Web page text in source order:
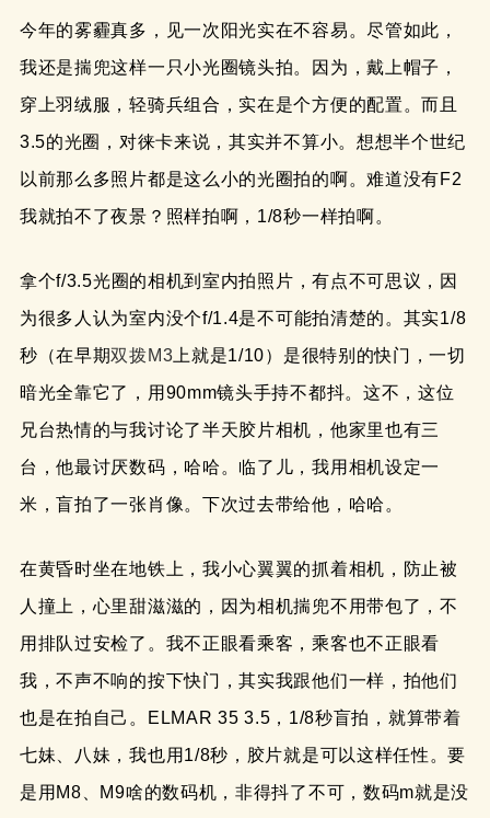
今年的雾霾真多，见一次阳光实在不容易。尽管如此，
我还是揣兜这样一只小光圈镜头拍。因为，戴上帽子，
穿上羽绒服，轻骑兵组合，实在是个方便的配置。而且
3.5的光圈，对徕卡来说，其实并不算小。想想半个世纪
以前那么多照片都是这么小的光圈拍的啊。难道没有F2
我就拍不了夜景？照样拍啊，1/8秒一样拍啊。
拿个f/3.5光圈的相机到室内拍照片，有点不可思议，因
为很多人认为室内没个f/1.4是不可能拍清楚的。其实1/8
秒（在早期双拨M3 上就是1/10）是很特别的快门，一切
暗光全靠它了，用90mm镜头手持不都抖。这不，这位
兄台热情的与我讨论了半天胶片相机，他家里也有三
台，他最讨厌数码，哈哈。临了儿，我用相机设定一
米，盲拍了一张肖像。下次过去带给他，哈哈。
在黄昏时坐在地铁上，我小心翼翼的抓着相机，防止被
人撞上，心里甜滋滋的，因为相机揣兜不用带包了，不
用排队过安检了。我不正眼看乘客，乘客也不正眼看
我，不声不响的按下快门，其实我跟他们一样，拍他们
也是在拍自己。ELMAR 35 3.5，1/8秒盲拍，就算带着
七妹、八妹，我也用1/8秒，胶片就是可以这样任性。要
是用M8、M9啥的数码机，非得抖了不可，数码m就是没